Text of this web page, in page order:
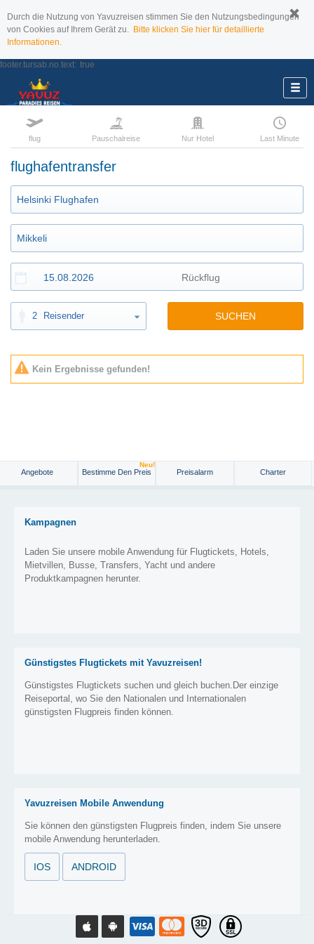
Durch die Nutzung von Yavuzreisen stimmen Sie den Nutzungsbedingungen
von Cookies auf Ihrem Gerät zu. Bitte klicken Sie hier für detaillierte
Informationen.
footer.tursab.no.text: true
flug Pauschalreise Nur Hotel Last Minute
flughafentransfer
2 Reisender SUCHEN
Kein Ergebnisse gefunden!
Angebote Bestimme Den Preis
Neu!
Preisalarm Charter
Kampagnen
Laden Sie unsere mobile Anwendung für Flugtickets, Hotels,
Mietvillen, Busse, Transfers, Yacht und andere
Produktkampagnen herunter.
Günstigstes Flugtickets mit Yavuzreisen!
Günstigstes Flugtickets suchen und gleich buchen.Der einzige
Reiseportal, wo Sie den Nationalen und Internationalen
günstigsten Flugpreis finden können.
Yavuzreisen Mobile Anwendung
Sie können den günstigsten Flugpreis finden, indem Sie unsere
mobile Anwendung herunterladen.
IOS ANDROID